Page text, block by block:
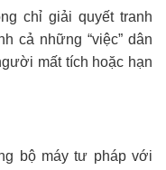
chỉ giải quyết tranh
cả những “việc” dân
mất tích hoặc hạn
bộ máy tư pháp với